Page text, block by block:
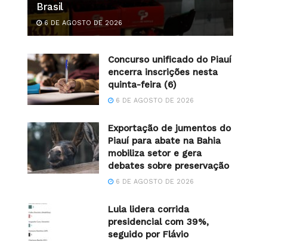
Brasil
6 DE AGOSTO DE 2026
Concurso unificado do Piauí
encerra inscrições nesta
quinta-feira (6)
6 DE AGOSTO DE 2026
Exportação de jumentos do
Piauí para abate na Bahia
mobiliza setor e gera
debates sobre preservação
6 DE AGOSTO DE 2026
Lula lidera corrida
presidencial com 39%,
seguido por Flávio